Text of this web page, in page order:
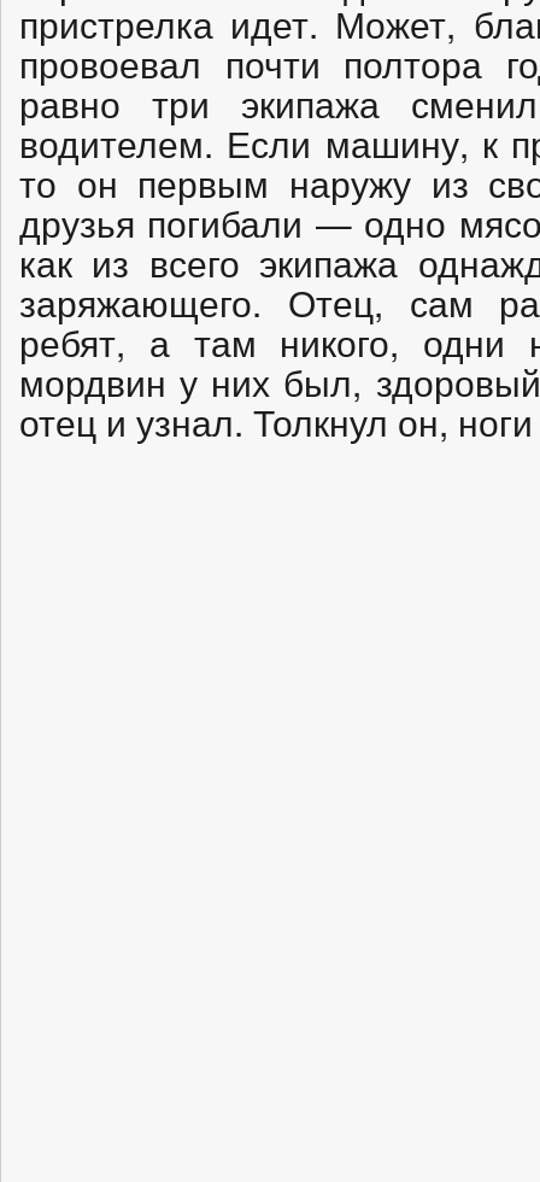
пристрелка идет. Может,
провоевал почти полтора
равно три экипажа
водителем. Если машину, к
то он первым наружу из
друзья погибали — одно
как из всего экипажа
заряжающего. Отец, сам
ребят, а там никого, одни
мордвин у них был,
отец и узнал. Толкнул он,